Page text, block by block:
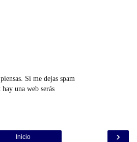
Si me dejas spam
una web serás
›
Inicio